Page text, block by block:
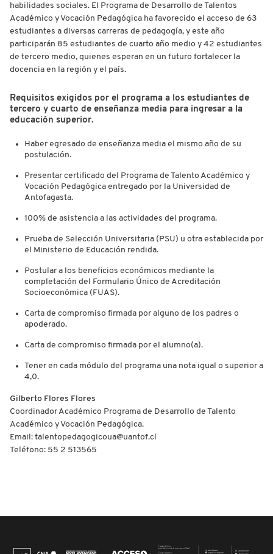
habilidades sociales. El Programa de Desarrollo de Talentos
Académico y Vocación Pedagógica ha favorecido el acceso de 63
estudiantes a diversas carreras de pedagogía, y este año
participarán 85 estudiantes de cuarto año medio y 42 estudiantes
de tercero medio, quienes esperan en un futuro fortalecer la
docencia en la región y el país.
Requisitos exigidos por el programa a los estudiantes de
tercero y cuarto de enseñanza media para ingresar a la
educación superior.
Haber egresado de enseñanza media el mismo año de su
postulación.
Presentar certificado del Programa de Talento Académico y
Vocación Pedagógica entregado por la Universidad de
Antofagasta.
100% de asistencia a las actividades del programa.
Prueba de Selección Universitaria (PSU) u otra establecida por
el Ministerio de Educación rendida.
Postular a los beneficios económicos mediante la
completación del Formulario Único de Acreditación
Socioeconómica (FUAS).
Carta de compromiso firmada por alguno de los padres o
apoderado.
Carta de compromiso firmada por el alumno(a).
Tener en cada módulo del programa una nota igual o superior a
4,0.
Gilberto Flores Flores
Coordinador Académico Programa de Desarrollo de Talento
Académico y Vocación Pedagógica.
Email: talentopedagogicoua@uantof.cl
Teléfono: 55 2 513565